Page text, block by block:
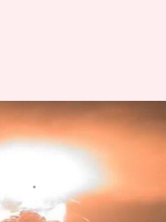
ఇజ్రాయెల్‌ భారీ
సిరియాలో
2024